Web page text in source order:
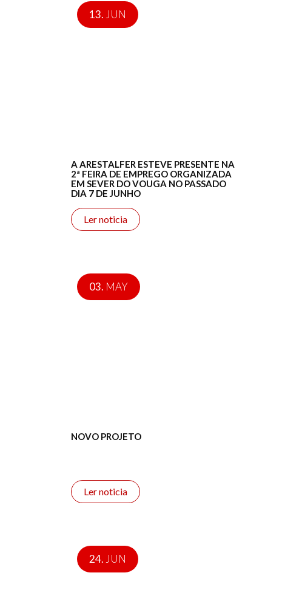
13. JUN
A ARESTALFER ESTEVE PRESENTE NA
2ª FEIRA DE EMPREGO ORGANIZADA
EM SEVER DO VOUGA NO PASSADO
DIA 7 DE JUNHO
Ler noticia
03. MAY
NOVO PROJETO
Ler noticia
24. JUN